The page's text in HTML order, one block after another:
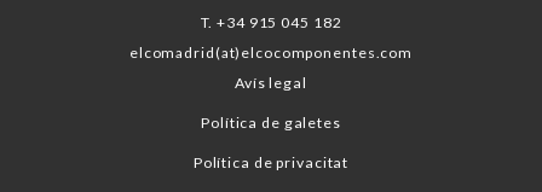
T. +34 915 045 182
elcomadrid(at)elcocomponentes.com
Avís legal
Política de galetes
Política de privacitat